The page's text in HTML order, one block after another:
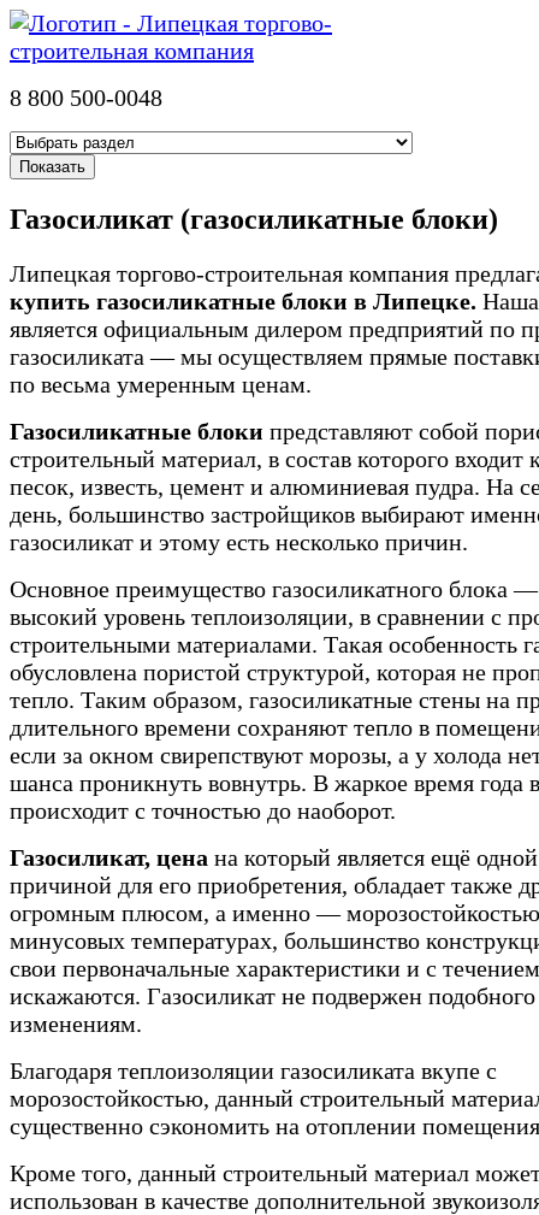
8 800 500-0048
Газосиликат (газосиликатные блоки)
Липецкая торгово-строительная компания
купить газосиликатные блоки в Липецке.
является официальным дилером предприятий по
газосиликата — мы осуществляем прямые
по весьма умеренным ценам.
Газосиликатные блоки представляют собой
строительный материал, в состав которого входит
песок, известь, цемент и алюминиевая пудра. На
день, большинство застройщиков выбирают
газосиликат и этому есть несколько причин.
Основное преимущество газосиликатного блока
высокий уровень теплоизоляции, в сравнении с
строительными материалами. Такая особенность
обусловлена пористой структурой, которая не
тепло. Таким образом, газосиликатные стены на
длительного времени сохраняют тепло в
если за окном свирепствуют морозы, а у холода
шанса проникнуть вовнутрь. В жаркое время года
происходит с точностью до наоборот.
Газосиликат, цена на который является ещё
причиной для его приобретения, обладает также
огромным плюсом, а именно —
минусовых температурах, большинство
свои первоначальные характеристики и с
искажаются. Газосиликат не подвержен подобного
изменениям.
Благодаря теплоизоляции газосиликата вкупе с
морозостойкостью, данный строительный
существенно сэкономить на отоплении
Кроме того, данный строительный материал
использован в качестве дополнительной